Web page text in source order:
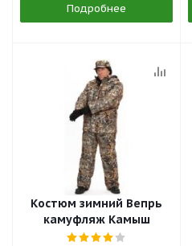
Подробнее
Костюм зимний Вепрь
камуфляж Камыш